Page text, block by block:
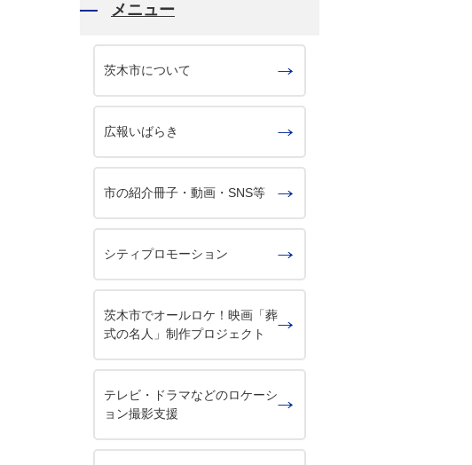
メニュー
茨木市について
広報いばらき
市の紹介冊子・動画・SNS等
シティプロモーション
茨木市でオールロケ！映画「葬
式の名人」制作プロジェクト
テレビ・ドラマなどのロケーシ
ョン撮影支援